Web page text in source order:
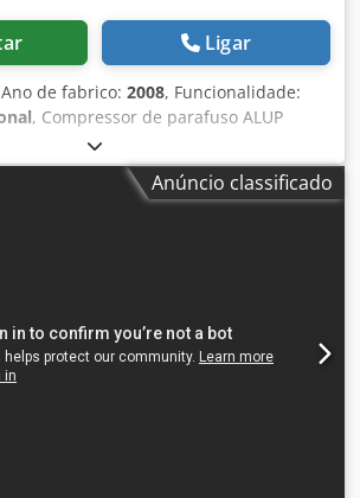
Ligar
de fabrico: 2008, Funcionalidade:
, Compressor de parafuso ALUP
com inversor de frequência, após
técnicos: vazão: 6,03 m³/min;
motor: 38 kW; pressão máx.: 13 bar;
Anúncio classificado